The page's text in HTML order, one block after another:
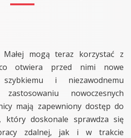
Małej mogą teraz korzystać z
otwiera przed nimi nowe
i niezawodnemu
nowoczesnych
mają zapewniony dostęp do
który doskonale sprawdza się
zdalnej, jak i w trakcie